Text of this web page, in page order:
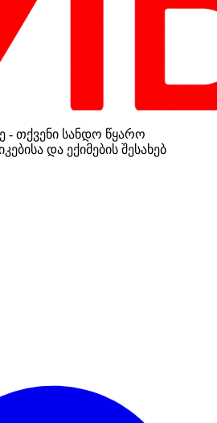
- თქვენი სანდო წყარო
და ექიმების შესახებ